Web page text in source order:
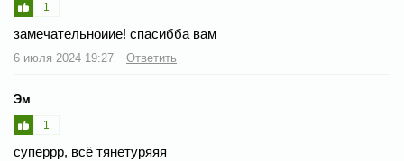
1
замечательноиие! спасибба вам
6 июля 2024 19:27 Ответить
Эм
1
суперрр, всё тянетуряяя